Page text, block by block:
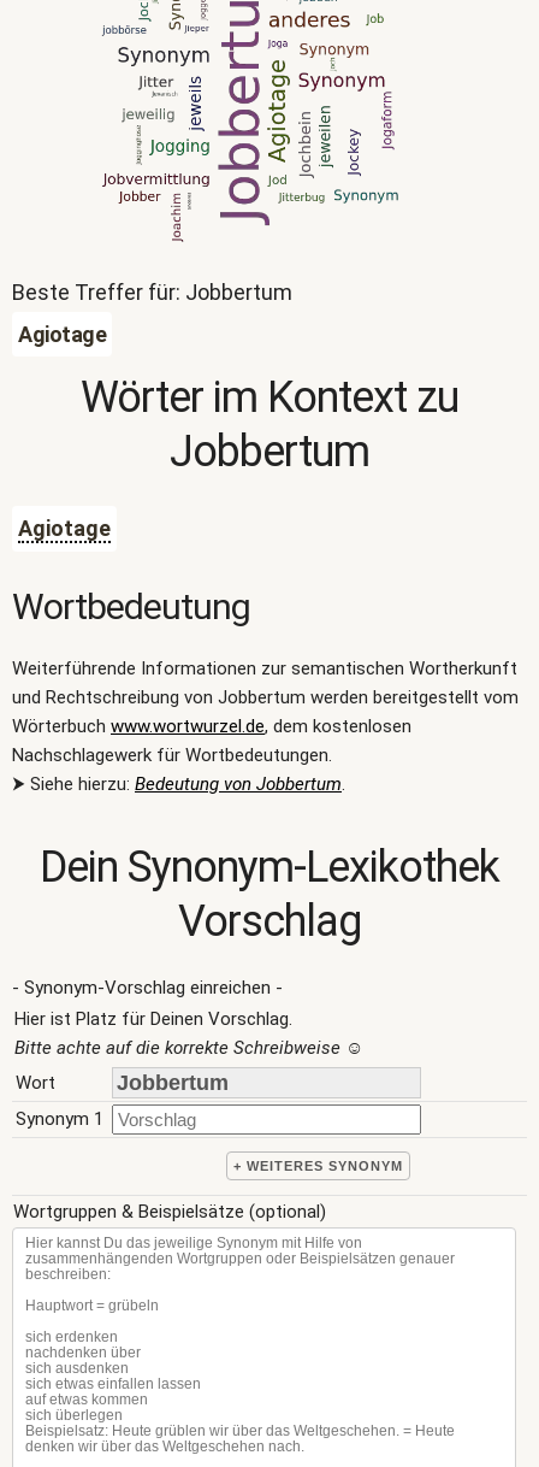
Beste Treffer für: Jobbertum
Agiotage
Wörter im Kontext zu
Jobbertum
Agiotage
Wortbedeutung
Weiterführende Informationen zur semantischen Wortherkunft
und Rechtschreibung von Jobbertum werden bereitgestellt vom
Wörterbuch www.wortwurzel.de, dem kostenlosen
Nachschlagewerk für Wortbedeutungen.
⮞ Siehe hierzu: Bedeutung von Jobbertum.
Dein Synonym-Lexikothek
Vorschlag
- Synonym-Vorschlag einreichen -
Hier ist Platz für Deinen Vorschlag.
Bitte achte auf die korrekte Schreibweise ☺
Wort
Synonym 1
+ WEITERES SYNONYM
Wortgruppen & Beispielsätze (optional)